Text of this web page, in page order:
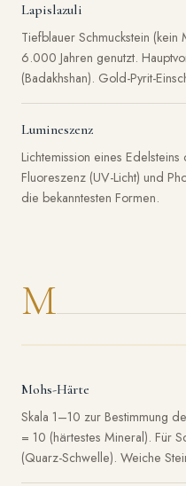
Lapislazuli
Tiefblauer Schmuckstein
6.000 Jahren genutzt.
(Badakhshan). Gold-Pyrit-
Lumineszenz
Lichtemission eines
Fluoreszenz (UV-Licht) und
die bekanntesten Formen.
M
Mohs-Härte
Skala 1–10 zur Bestimmung
= 10 (härtestes Mineral). Für
(Quarz-Schwelle). Weiche